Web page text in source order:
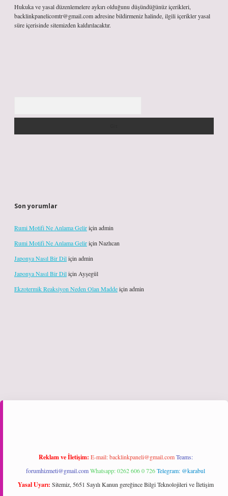
Hukuka ve yasal düzenlemelere aykırı olduğunu düşündüğünüz içerikleri,
backlinkpanelicomtr@gmail.comadresine bildirmeniz halinde, ilgili içerikler yasal
süre içerisinde sitemizden kaldırılacaktır.
Son yorumlar
Rumi Motifi Ne Anlama Geliriçin admin
Rumi Motifi Ne Anlama Geliriçin Nazlıcan
Japonya Nasıl Bir Diliçin admin
Japonya Nasıl Bir Diliçin Ayşegül
Ekzotermik Reaksiyon Neden Olan Maddeiçin admin
Reklam ve İletişim: E-mail:backlinkpaneli@gmail.com Teams:
forumhizmeti@gmail.comWhatsapp: 0262 606 0 726Telegram: @karabul
Yasal Uyarı: Sitemiz, 5651 Sayılı Kanun gereğince Bilgi Teknolojileri ve İletişim